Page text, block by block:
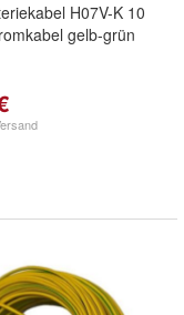
H07V-K 10
gelb-grün